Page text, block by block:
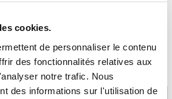
cookies.
de personnaliser le contenu
des fonctionnalités relatives aux
notre trafic. Nous
des informations sur l'utilisation de